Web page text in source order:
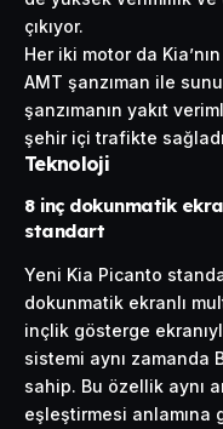
çıkıyor.
Her iki motor da
AMT şanzıman ile
şanzımanın yakıt
şehir içi trafikte
Teknoloji
8 inç dokunmatik
standart
Yeni Kia Picanto
dokunmatik ekranlı
inçlik gösterge
sistemi aynı zamanda
sahip. Bu özellik aynı
eşleştirmesi anlamına